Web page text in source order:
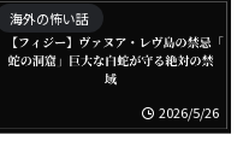
海外の怖い話
2026/5/26